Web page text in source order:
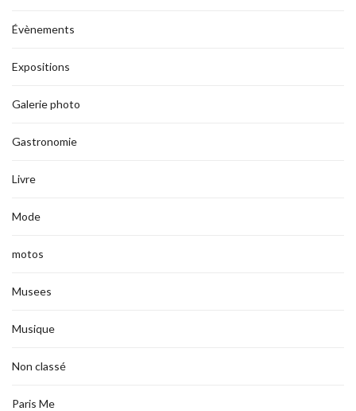
Évènements
Expositions
Galerie photo
Gastronomie
Livre
Mode
motos
Musees
Musique
Non classé
Paris Me